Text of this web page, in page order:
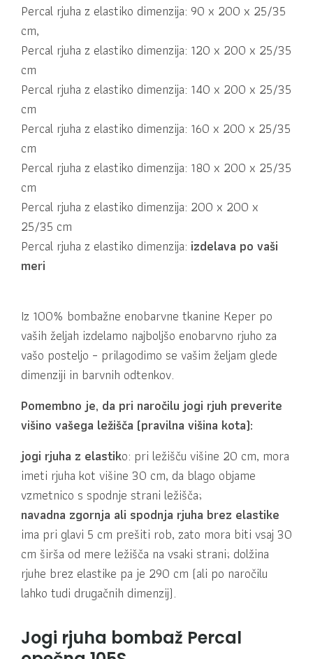
Percal rjuha z elastiko dimenzija: 90 x 200 x 25/35
cm,
Percal rjuha z elastiko dimenzija: 120 x 200 x 25/35
cm
Percal rjuha z elastiko dimenzija: 140 x 200 x 25/35
cm
Percal rjuha z elastiko dimenzija: 160 x 200 x 25/35
cm
Percal rjuha z elastiko dimenzija: 180 x 200 x 25/35
cm
Percal rjuha z elastiko dimenzija: 200 x 200 x
25/35 cm
Percal rjuha z elastiko dimenzija: izdelava po vaši
meri
Iz 100% bombažne enobarvne tkanine Keper po
vaših željah izdelamo najboljšo enobarvno rjuho za
vašo posteljo – prilagodimo se vašim željam glede
dimenziji in barvnih odtenkov.
Pomembno je, da pri naročilu jogi rjuh preverite
višino vašega ležišča (pravilna višina kota):
jogi rjuha z elastiko: pri ležišču višine 20 cm, mora
imeti rjuha kot višine 30 cm, da blago objame
vzmetnico s spodnje strani ležišča;
navadna zgornja ali spodnja rjuha brez elastike
ima pri glavi 5 cm prešiti rob, zato mora biti vsaj 30
cm širša od mere ležišča na vsaki strani; dolžina
rjuhe brez elastike pa je 290 cm (ali po naročilu
lahko tudi drugačnih dimenzij).
Jogi rjuha bombaž Percal